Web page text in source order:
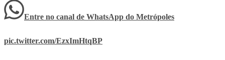
Entre no canal de WhatsApp do Metrópoles
pic.twitter.com/EzxImHtqBP